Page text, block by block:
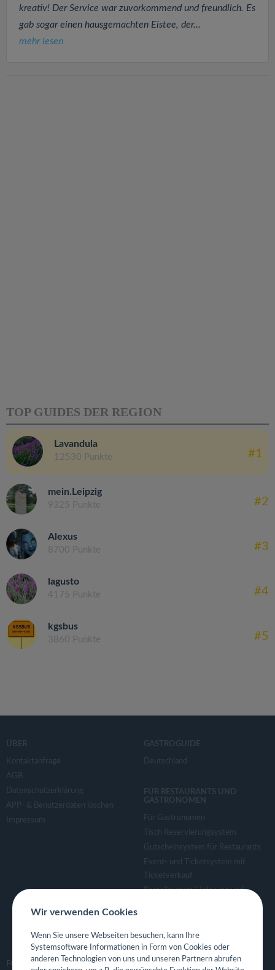
kreativ! Der Service war zuvorkommend und freundlich. Es
gab sogar einen hausgemachten Eistee, der...
mehr lesen
TOP GUIDES DER REGION
Lavandula
12530 Punkte #1
mein.Leipzig
9325 Punkte #2
Alexus
8700 Punkte #3
lagusto
4175 Punkte #4
kgsbus
3860 Punkte #5
ÜBER
Kontaktanfrage
AGB
Datenschutzerklärung
APP- & Benutzerdaten löschen
Impressum
GASTROGUIDE
Deutschland
FÜR RESTAURANTS UND
GASTRONOMEN
Für Gastronomen
Tisch Reservierungsystem
Gutscheinsystem für Restaurants
Event- und Ticketsystem mit
Ticketverkauf
Bestellsystem Lieferung und
Eigene App für Restaurant
FOLGE UNS
Wir verwenden Cookies
Wenn Sie unsere Webseiten besuchen, kann Ihre
Systemsoftware Informationen in Form von Cookies oder
anderen Technologien von uns und unseren Partnern abrufen